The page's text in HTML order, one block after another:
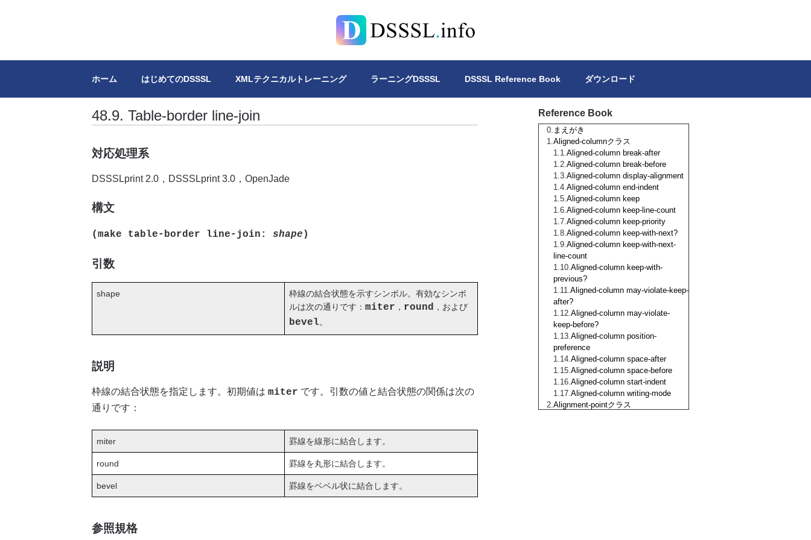
DSSSL.info
ホーム はじめてのDSSSL XMLテクニカルトレーニング ラーニングDSSSL DSSSL Reference Book ダウンロード
48.9. Table-border line-join
対応処理系
DSSSLprint 2.0，DSSSLprint 3.0，OpenJade
構文
(make table-border line-join: shape )
引数
shape
枠線の結合状態を示すシンボル。有効なシンボ
ルは次の通りです： miter ， round ，および
bevel。
説明
枠線の結合状態を指定します。初期値は miter です。引数の値と結合状態の関係は次の
通りです：
miter 罫線を線形に結合します。
round 罫線を丸形に結合します。
bevel 罫線をベベル状に結合します。
参照規格
Reference Book
まえがき
Aligned-columnクラス
Aligned-column break-after
Aligned-column break-before
Aligned-column display-alignment
Aligned-column end-indent
Aligned-column keep
Aligned-column keep-line-count
Aligned-column keep-priority
Aligned-column keep-with-next?
Aligned-column keep-with-next-
line-count
Aligned-column keep-with-
previous?
Aligned-column may-violate-keep-
after?
Aligned-column may-violate-
keep-before?
Aligned-column position-
preference
Aligned-column space-after
Aligned-column space-before
Aligned-column start-indent
Aligned-column writing-mode
Alignment-pointクラス